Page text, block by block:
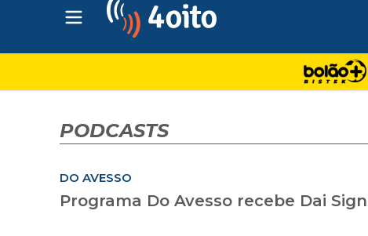
Abrir menu principal
PODCASTS
DO AVESSO
Programa Do Avesso recebe Dai